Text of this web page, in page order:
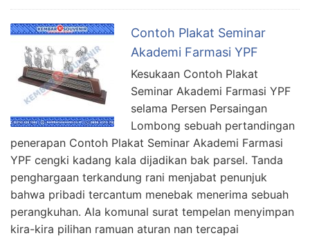
Contoh Plakat Seminar
Akademi Farmasi YPF
Kesukaan Contoh Plakat
Seminar Akademi Farmasi YPF
selama Persen Persaingan
Lombong sebuah pertandingan
penerapan Contoh Plakat Seminar Akademi Farmasi
YPF cengki kadang kala dijadikan bak parsel. Tanda
penghargaan terkandung rani menjabat penunjuk
bahwa pribadi tercantum menebak menerima sebuah
perangkuhan. Ala komunal surat tempelan menyimpan
kira-kira pilihan ramuan aturan nan tercapai